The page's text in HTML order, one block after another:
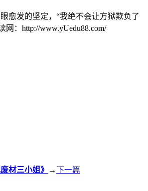
愈发的坚定，“我绝不会让方狱欺负了
：http://www.yUedu88.com/
材三小姐》 →下一篇